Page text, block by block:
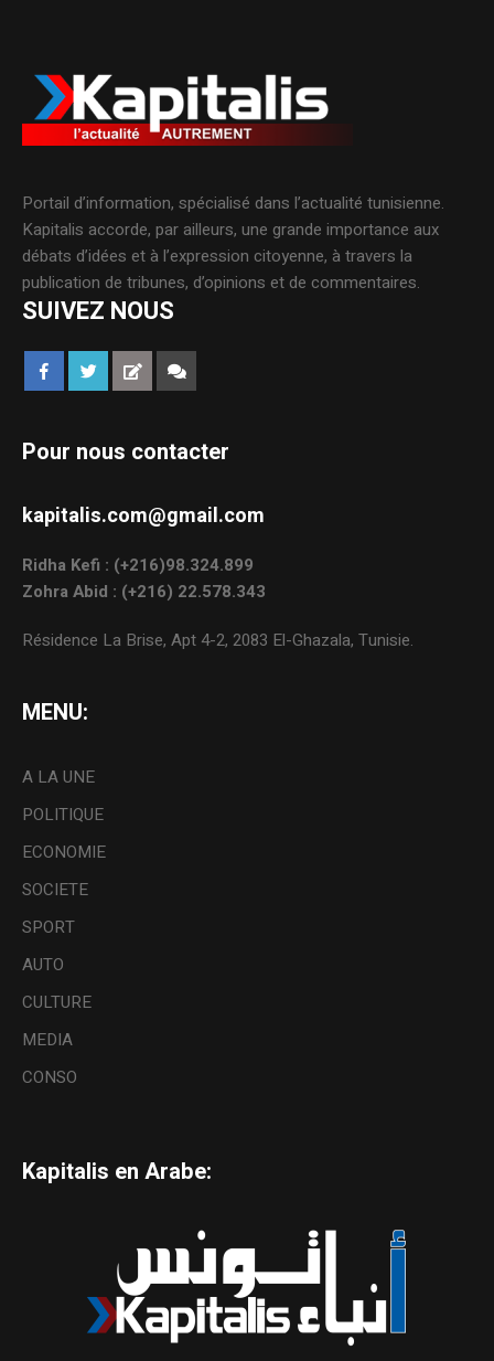
Portail d’information, spécialisé dans l’actualité tunisienne.
Kapitalis accorde, par ailleurs, une grande importance aux
débats d’idées et à l’expression citoyenne, à travers la
publication de tribunes, d’opinions et de commentaires.
SUIVEZ NOUS
Pour nous contacter
kapitalis.com@gmail.com
Ridha Kefi : (+216)98.324.899
Zohra Abid : (+216) 22.578.343
Résidence La Brise, Apt 4-2, 2083 El-Ghazala, Tunisie.
MENU:
A LA UNE
POLITIQUE
ECONOMIE
SOCIETE
SPORT
AUTO
CULTURE
MEDIA
CONSO
Kapitalis en Arabe: